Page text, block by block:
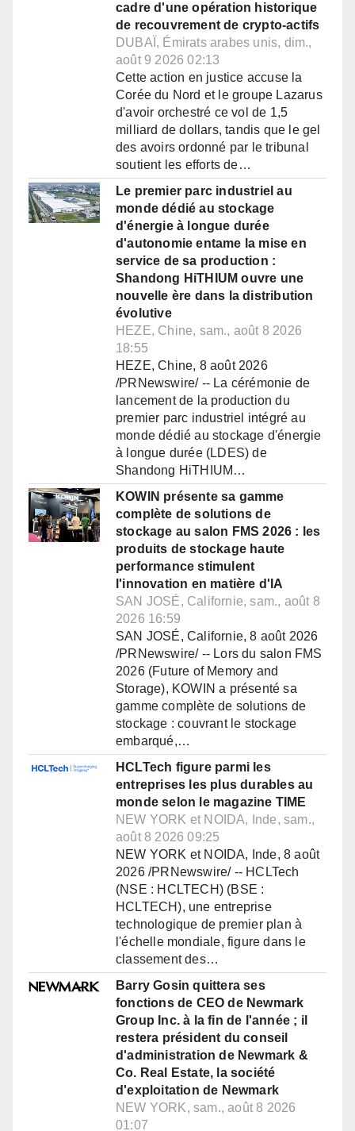
cadre d'une opération historique
de recouvrement de crypto-actifs
DUBAÏ, Émirats arabes unis, dim.,
août 9 2026 02:13
Cette action en justice accuse la
Corée du Nord et le groupe Lazarus
d'avoir orchestré ce vol de 1,5
milliard de dollars, tandis que le gel
des avoirs ordonné par le tribunal
soutient les efforts de…
Le premier parc industriel au
monde dédié au stockage
d'énergie à longue durée
d'autonomie entame la mise en
service de sa production :
Shandong HiTHIUM ouvre une
nouvelle ère dans la distribution
évolutive
HEZE, Chine, sam., août 8 2026
18:55
HEZE, Chine, 8 août 2026
/PRNewswire/ -- La cérémonie de
lancement de la production du
premier parc industriel intégré au
monde dédié au stockage d'énergie
à longue durée (LDES) de
Shandong HiTHIUM…
KOWIN présente sa gamme
complète de solutions de
stockage au salon FMS 2026 : les
produits de stockage haute
performance stimulent
l'innovation en matière d'IA
SAN JOSÉ, Californie, sam., août 8
2026 16:59
SAN JOSÉ, Californie, 8 août 2026
/PRNewswire/ -- Lors du salon FMS
2026 (Future of Memory and
Storage), KOWIN a présenté sa
gamme complète de solutions de
stockage : couvrant le stockage
embarqué,…
HCLTech figure parmi les
entreprises les plus durables au
monde selon le magazine TIME
NEW YORK et NOIDA, Inde, sam.,
août 8 2026 09:25
NEW YORK et NOIDA, Inde, 8 août
2026 /PRNewswire/ -- HCLTech
(NSE : HCLTECH) (BSE :
HCLTECH), une entreprise
technologique de premier plan à
l'échelle mondiale, figure dans le
classement des…
Barry Gosin quittera ses
fonctions de CEO de Newmark
Group Inc. à la fin de l'année ; il
restera président du conseil
d'administration de Newmark &
Co. Real Estate, la société
d'exploitation de Newmark
NEW YORK, sam., août 8 2026
01:07